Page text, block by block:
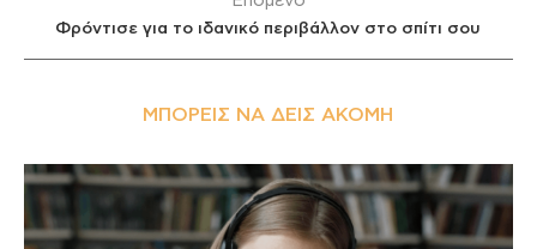
Φρόντισε για το ιδανικό περιβάλλον στο σπίτι σου
ΜΠΟΡΕΊΣ ΝΑ ΔΕΙΣ ΑΚΌΜΗ